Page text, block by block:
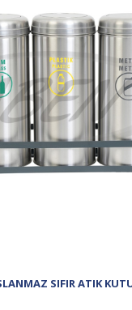
SIFIR ATIK